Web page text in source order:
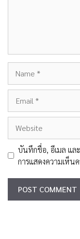
บันทึกชื่อ, อีเมล แล
การแสดงความเห็น